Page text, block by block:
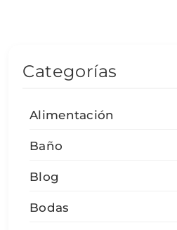
Categorías
Alimentación
Baño
Blog
Bodas